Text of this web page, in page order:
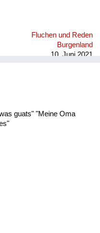
Fluchen und Reden
Burgenland
10. Juni 2021
guats" "Meine Oma